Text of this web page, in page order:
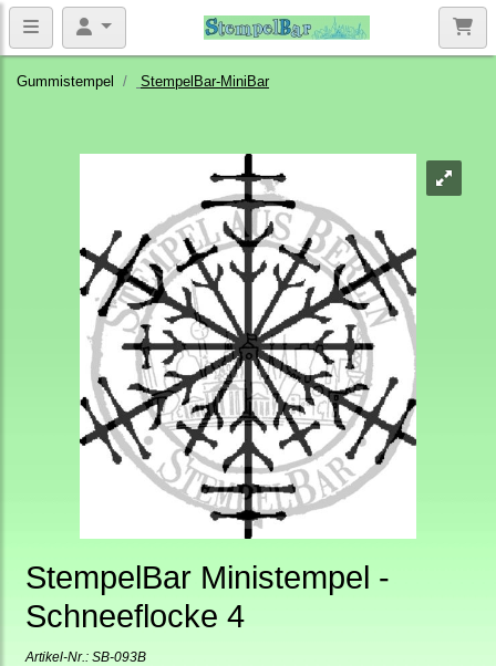
Gummistempel StempelBar-MiniBar
StempelBar Ministempel -
Schneeflocke 4
Artikel-Nr.: SB-093B